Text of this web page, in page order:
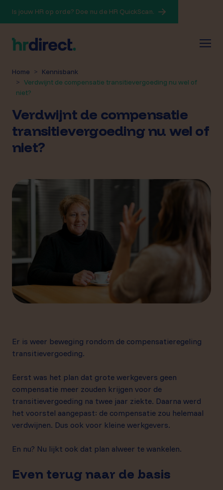
Is jouw HR op orde? Doe nu de HR QuickScan.
Home
Kennisbank
Verdwijnt de compensatie transitievergoeding nu wel of
niet?
Verdwijnt de compensatie
transitievergoeding nu wel of
niet?
Er is weer beweging rondom de compensatieregeling
transitievergoeding.
Eerst was het plan dat grote werkgevers geen
compensatie meer zouden krijgen voor de
transitievergoeding na twee jaar ziekte. Daarna werd
het voorstel aangepast: de compensatie zou helemaal
verdwijnen. Dus ook voor kleine werkgevers.
En nu? Nu lijkt ook dat plan alweer te wankelen.
Even terug naar de basis